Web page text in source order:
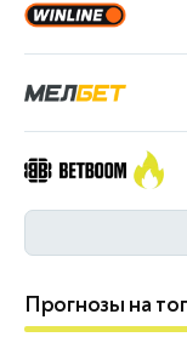
Прогнозы на